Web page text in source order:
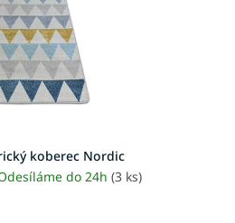
koberec Nordic
do 24h (3 ks)